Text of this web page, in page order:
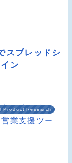
プレッドシ
ン
Product Research